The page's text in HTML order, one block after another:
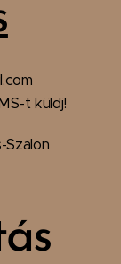
t küldj!